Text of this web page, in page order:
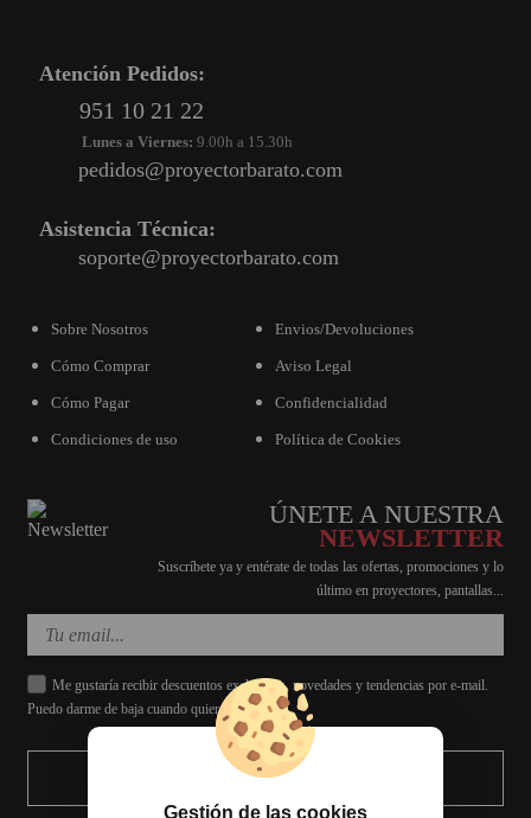
Atención Pedidos:
951 10 21 22
Lunes a Viernes: 9.00h a 15.30h
pedidos@proyectorbarato.com
Asistencia Técnica:
soporte@proyectorbarato.com
Sobre Nosotros
Cómo Comprar
Cómo Pagar
Condiciones de uso
Envios/Devoluciones
Aviso Legal
Confidencialidad
Política de Cookies
ÚNETE A NUESTRA
NEWSLETTER
Suscríbete ya y entérate de todas las ofertas, promociones y lo
último en proyectores, pantallas...
Me gustaría recibir descuentos exclusivos, novedades y tendencias por e-mail.
Puedo darme de baja cuando quiera.
ENVIAR
Gestión de las cookies